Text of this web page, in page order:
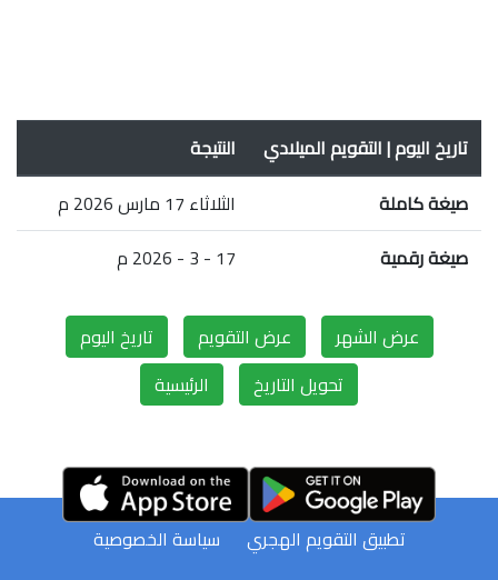
تاريخ اليوم | التقويم الميلادي
النتيجة
صيغة كاملة
الثلاثاء 17 مارس 2026 م
صيغة رقمية
17 - 3 - 2026 م
عرض الشهر عرض التقويم
تاريخ اليوم
تحويل التاريخ
الرئيسية
سياسة الخصوصية
تطبيق التقويم الهجري